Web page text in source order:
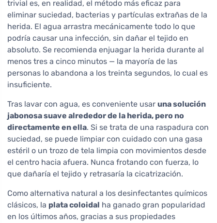
trivial es, en realidad, el método más eficaz para
eliminar suciedad, bacterias y partículas extrañas de la
herida. El agua arrastra mecánicamente todo lo que
podría causar una infección, sin dañar el tejido en
absoluto. Se recomienda enjuagar la herida durante al
menos tres a cinco minutos — la mayoría de las
personas lo abandona a los treinta segundos, lo cual es
insuficiente.
Tras lavar con agua, es conveniente usar una solución
jabonosa suave alrededor de la herida, pero no
directamente en ella. Si se trata de una raspadura con
suciedad, se puede limpiar con cuidado con una gasa
estéril o un trozo de tela limpia con movimientos desde
el centro hacia afuera. Nunca frotando con fuerza, lo
que dañaría el tejido y retrasaría la cicatrización.
Como alternativa natural a los desinfectantes químicos
clásicos, la plata coloidal ha ganado gran popularidad
en los últimos años, gracias a sus propiedades